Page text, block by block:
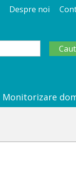
Despre noi
Monitorizare